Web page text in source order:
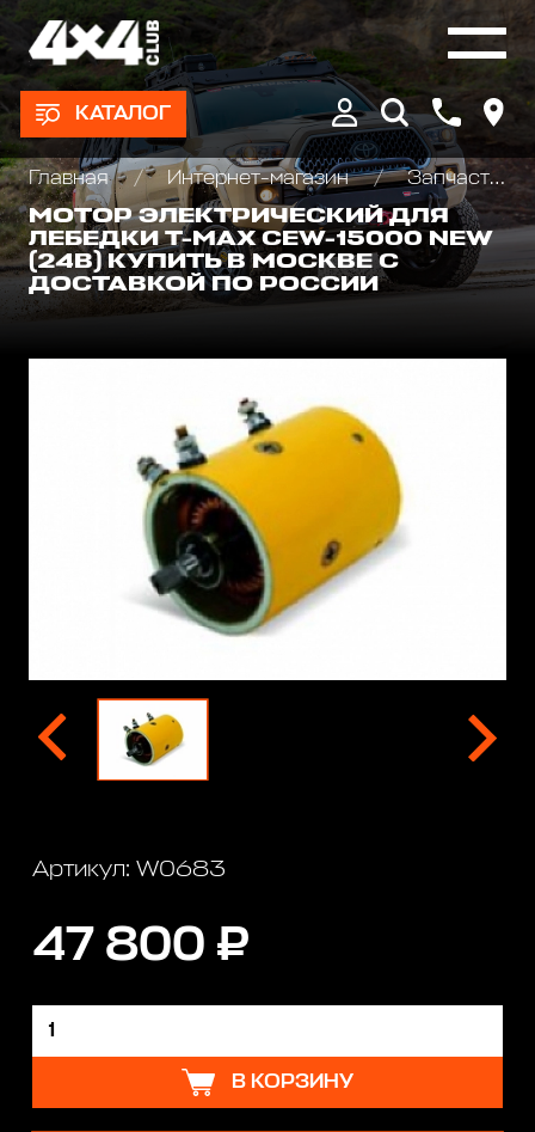
КАТАЛОГ
Главная Интернет-магазин
Запчасти и Аксессуары для лебедок
МОТОР ЭЛЕКТРИЧЕСКИЙ ДЛЯ
ЛЕБЕДКИ T-MAX CEW-15000 NEW
(24В) КУПИТЬ В МОСКВЕ С
ДОСТАВКОЙ ПО РОССИИ
Артикул: W0683
47 800 ₽
В КОРЗИНУ